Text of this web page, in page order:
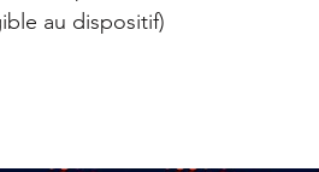
au dispositif)